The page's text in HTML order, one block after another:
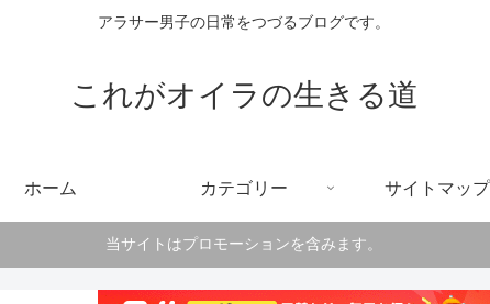
アラサー男子の日常をつづるブログです。
これがオイラの生きる道
ホーム カテゴリー サイトマップ
当サイトはプロモーションを含みます。